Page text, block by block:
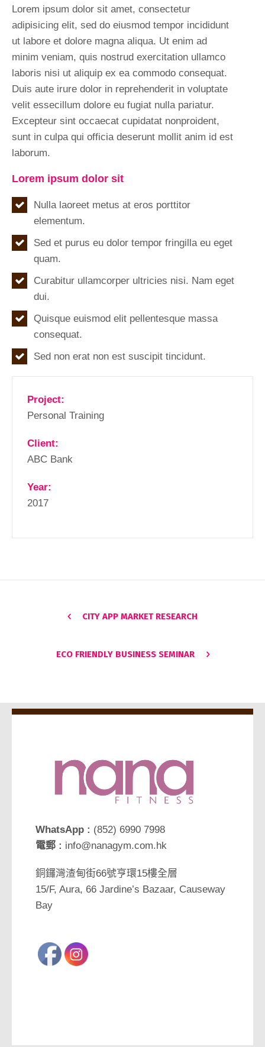
Lorem ipsum dolor sit amet, consectetur
adipisicing elit, sed do eiusmod tempor incididunt
ut labore et dolore magna aliqua. Ut enim ad
minim veniam, quis nostrud exercitation ullamco
laboris nisi ut aliquip ex ea commodo consequat.
Duis aute irure dolor in reprehenderit in voluptate
velit essecillum dolore eu fugiat nulla pariatur.
Excepteur sint occaecat cupidatat nonproident,
sunt in culpa qui officia deserunt mollit anim id est
laborum.
Lorem ipsum dolor sit
Nulla laoreet metus at eros porttitor
elementum.
Sed et purus eu dolor tempor fringilla eu eget
quam.
Curabitur ullamcorper ultricies nisi. Nam eget
dui.
Quisque euismod elit pellentesque massa
consequat.
Sed non erat non est suscipit tincidunt.
Project:
Personal Training
Client:
ABC Bank
Year:
2017
CITY APP MARKET RESEARCH
ECO FRIENDLY BUSINESS SEMINAR
WhatsApp : (852) 6990 7998
電郵 : info@nanagym.com.hk
銅鑼灣渣甸街66號亨環15樓全層
15/F, Aura, 66 Jardine’s Bazaar, Causeway
Bay